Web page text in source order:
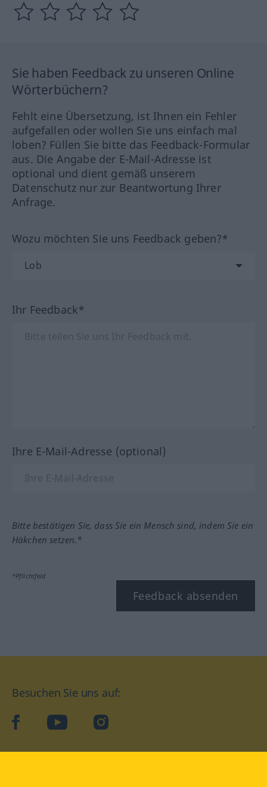
Sie haben Feedback zu unseren Online
Wörterbüchern?
Fehlt eine Übersetzung, ist Ihnen ein Fehler
aufgefallen oder wollen Sie uns einfach mal
loben? Füllen Sie bitte das Feedback-Formular
aus. Die Angabe der E-Mail-Adresse ist
optional und dient gemäß unserem
Datenschutz nur zur Beantwortung Ihrer
Anfrage.
Wozu möchten Sie uns Feedback geben?*
Ihr Feedback*
Ihre E-Mail-Adresse (optional)
Bitte bestätigen Sie, dass Sie ein Mensch sind, indem Sie ein
Häkchen setzen.*
*Pflichtfeld
Feedback absenden
Besuchen Sie uns auf:
facebookYouTube Instagram